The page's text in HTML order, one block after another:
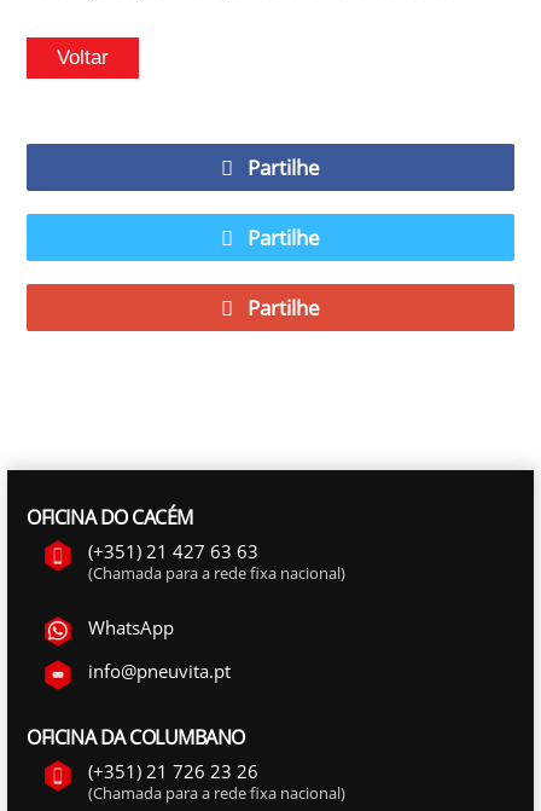
Voltar
Partilhe
Partilhe
Partilhe
OFICINA DO CACÉM
(+351) 21 427 63 63
(Chamada para a rede fixa nacional)
WhatsApp
info@pneuvita.pt
OFICINA DA COLUMBANO
(+351) 21 726 23 26
(Chamada para a rede fixa nacional)